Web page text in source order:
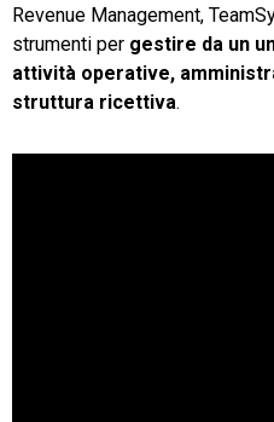
Revenue Management,
strumenti per gestire da un
attività operative,
struttura ricettiva.